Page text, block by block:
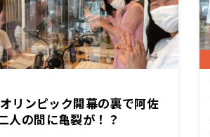
リンピック開幕の裏で阿佐
人の間に亀裂が！？